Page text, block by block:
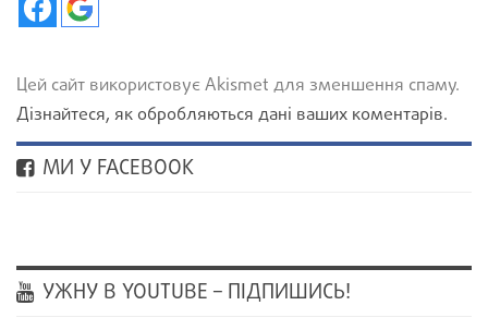
Цей сайт використовує Akismet для зменшення спаму.
Дізнайтеся, як обробляються дані ваших коментарів.
МИ У FACEBOOK
УЖНУ В YOUTUBE – ПІДПИШИСЬ!